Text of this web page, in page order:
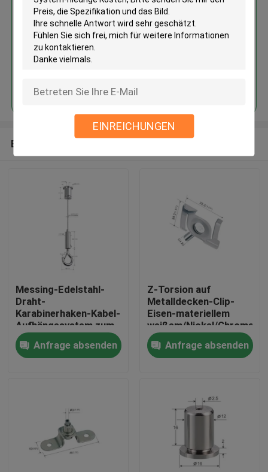
EINREICHUNGEN
Produkte
Zeichen-hängende
Hardware-/Decken-Bild-
hängende System-niedrige
Empfohlene Produkte
Messing-Edelstahl-
Draht-
Karabinerhaken-Kabel-
Aufhängesystem zum
Aufhängen von
Beleuchtung
Anfrage absenden
Z-Torsion auf
Metalldecken-Clip-
Eisen-materiellem
weißem/Nickel/Chrome
fertigem YW86419
Anfrage absenden